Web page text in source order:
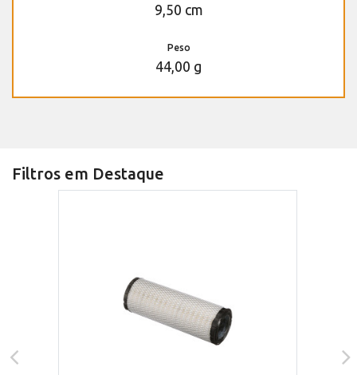
9,50 cm
Peso
44,00 g
Filtros em Destaque